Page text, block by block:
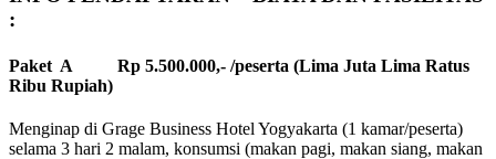
:
Paket A Rp 5.500.000,- /peserta (Lima Juta Lima Ratus
Ribu Rupiah)
Menginap di Grage Business Hotel Yogyakarta (1 kamar/peserta)
selama 3 hari 2 malam, konsumsi (makan pagi, makan siang, makan